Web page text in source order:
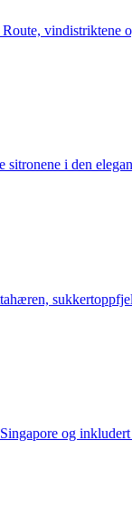
vindistriktene
i den
og inkludert